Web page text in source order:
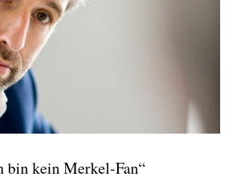
bin kein Merkel-Fan“